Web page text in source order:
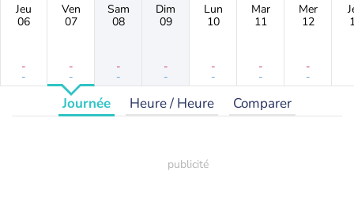
Jeu
06
-
-
Ven
07
-
-
Sam
08
-
-
Dim
09
-
-
Lun
10
-
-
Mar
11
-
-
Mer
12
-
-
Journée Heure / Heure Comparer